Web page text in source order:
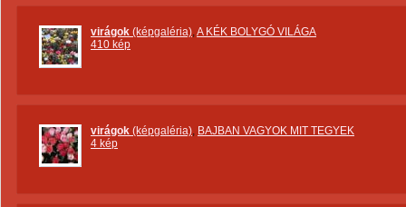
virágok (képgaléria),A KÉK BOLYGÓ VILÁGA
410 kép
virágok (képgaléria), BAJBAN VAGYOK MIT TEGYEK
4 kép